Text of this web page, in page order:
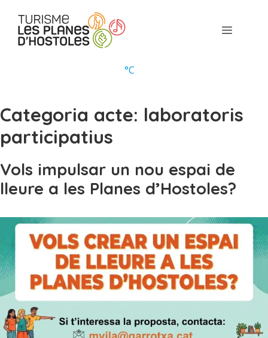
contingut
Menú
°C
Categoria acte: laboratoris
participatius
Vols impulsar un nou espai de
lleure a les Planes d’Hostoles?